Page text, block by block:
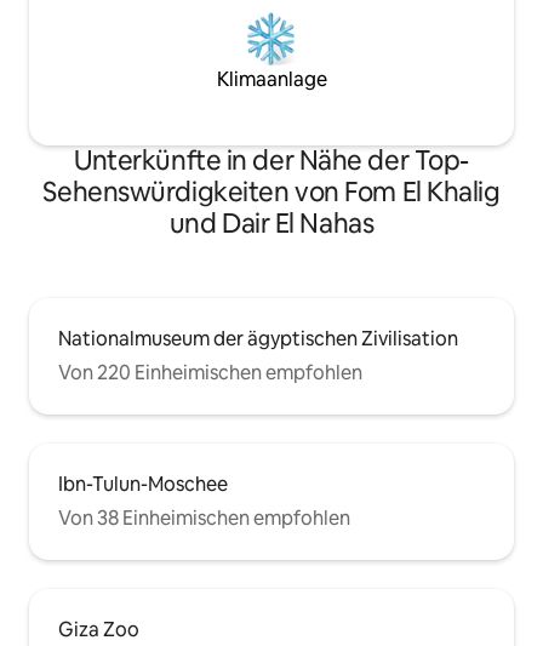
Klimaanlage
Unterkünfte in der Nähe der Top-
Sehenswürdigkeiten von Fom El Khalig
und Dair El Nahas
Nationalmuseum der ägyptischen Zivilisation
Von 220 Einheimischen empfohlen
Ibn-Tulun-Moschee
Von 38 Einheimischen empfohlen
Giza Zoo